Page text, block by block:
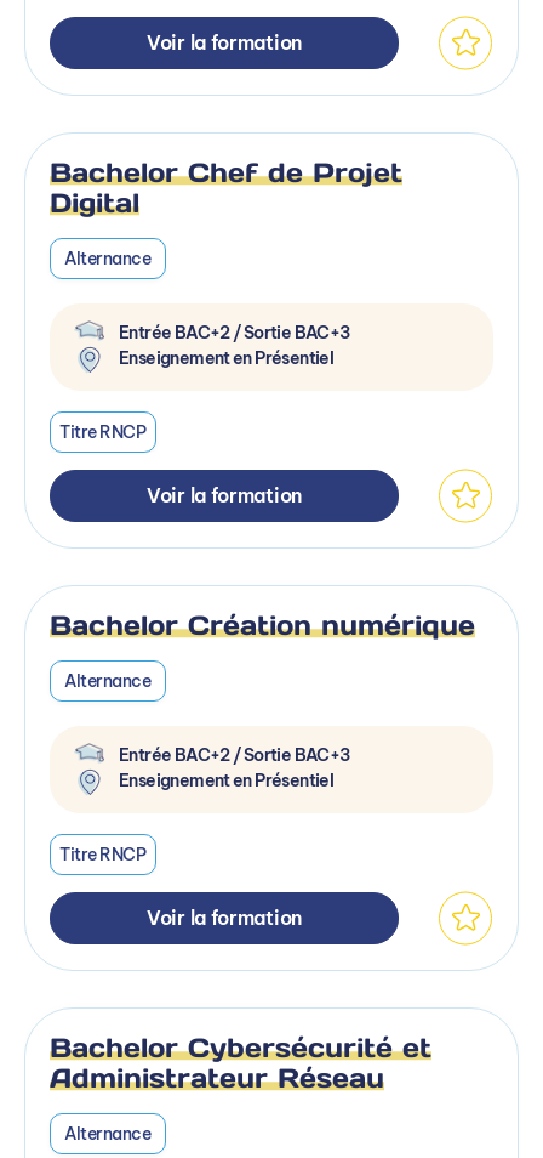
Voir la formation
Bachelor Chef de Projet
Digital
Alternance
Entrée BAC+2 / Sortie BAC+3
Enseignement en Présentiel
Titre RNCP
Voir la formation
Bachelor Création numérique
Alternance
Entrée BAC+2 / Sortie BAC+3
Enseignement en Présentiel
Titre RNCP
Voir la formation
Bachelor Cybersécurité et
Administrateur Réseau
Alternance